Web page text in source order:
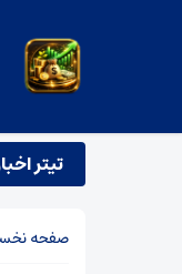
تیتر
چرا تبدیل وضعیت
صفحه